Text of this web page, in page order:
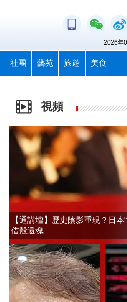
社團 藝苑 旅遊 美食
2026年
視頻
【通講壇】歷史陰影重現？日本
借殼還魂